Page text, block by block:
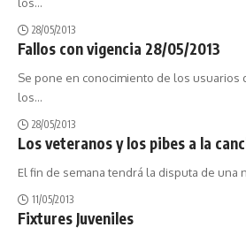
28/05/2013
Fallos con vigencia 28/05/2013
Se pone en conocimiento de los usuarios
los…
28/05/2013
Los veteranos y los pibes a la
El fin de semana tendrá la disputa de una
11/05/2013
Fixtures Juveniles